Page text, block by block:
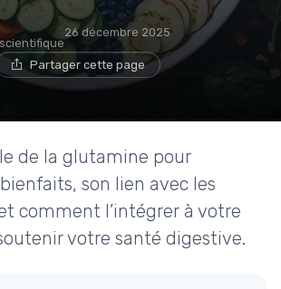
26 décembre 2025
Partager cette page
de la glutamine pour
son lien avec les
comment l’intégrer à votre
votre santé digestive.